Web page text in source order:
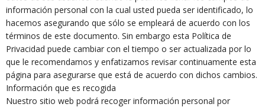
información personal con la cual usted pueda ser identificado, lo
hacemos asegurando que sólo se empleará de acuerdo con los
términos de este documento. Sin embargo esta Política de
Privacidad puede cambiar con el tiempo o ser actualizada por lo
que le recomendamos y enfatizamos revisar continuamente esta
página para asegurarse que está de acuerdo con dichos cambios.
Información que es recogida
Nuestro sitio web podrá recoger información personal por